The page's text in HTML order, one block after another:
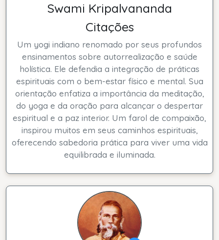
Swami Kripalvananda
Citações
Um yogi indiano renomado por seus profundos
ensinamentos sobre autorrealização e saúde
holística. Ele defendia a integração de práticas
espirituais com o bem-estar físico e mental. Sua
orientação enfatiza a importância da meditação,
do yoga e da oração para alcançar o despertar
espiritual e a paz interior. Um farol de compaixão,
inspirou muitos em seus caminhos espirituais,
oferecendo sabedoria prática para viver uma vida
equilibrada e iluminada.